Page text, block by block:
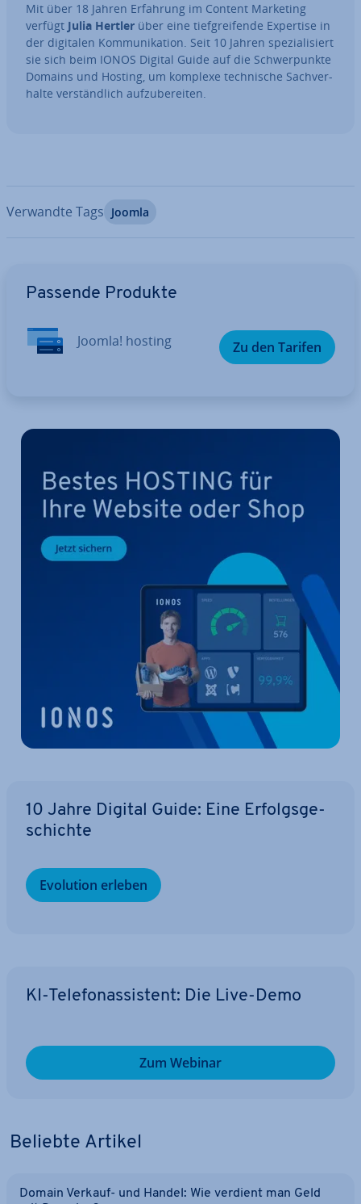
Mit über 18 Jahren Erfahrung im Content Marketing
verfügt Julia Hertler über eine tief­grei­fen­de Expertise in
der digitalen Kom­mu­ni­ka­ti­on. Seit 10 Jahren spe­zia­li­siert
sie sich beim IONOS Digital Guide auf die Schwer­punk­te
Domains und Hosting, um komplexe tech­ni­sche Sach­ver­
hal­te ver­ständ­lich auf­zu­be­rei­ten.
Verwandte Tags Joomla
Passende Produkte
Joomla! hosting Zu den Tarifen
10 Jahre Digital Guide: Eine Er­folgs­ge­
schich­te
Evolution erleben
KI-Te­le­fon­as­sis­tent: Die Live-Demo
Zum Webinar
Beliebte Artikel
Domain Verkauf- und Handel: Wie verdient man Geld